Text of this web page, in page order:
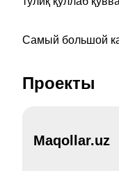
Самый большой
Проекты
Maqollar.uz